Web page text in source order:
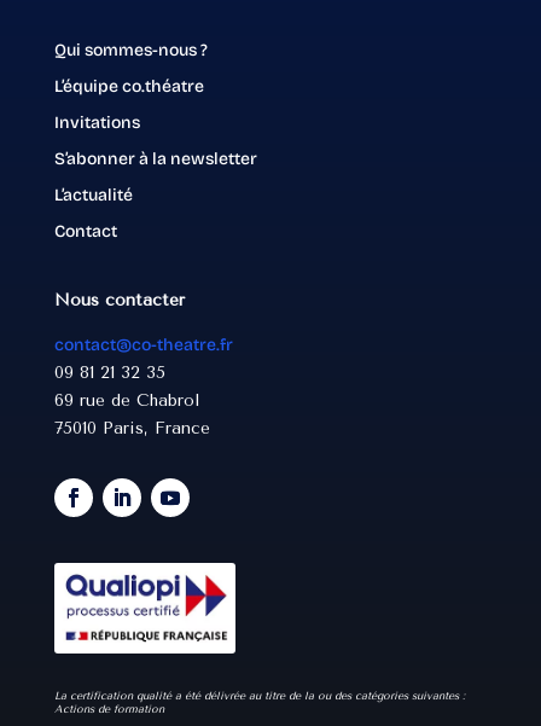
Qui sommes-nous ?
L’équipe co.théatre
Invitations
S’abonner à la newsletter
L’actualité
Contact
Nous contacter
contact@co-theatre.fr
09 81 21 32 35
69 rue de Chabrol
75010 Paris, France
La certification qualité a été délivrée au titre de la ou des catégories suivantes :
Actions de formation